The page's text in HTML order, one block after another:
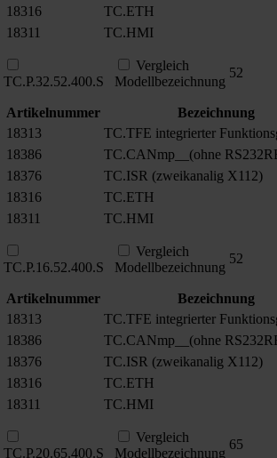
18316
TC.ETH
18311
TC.HMI
TC.P.32.52.400.S
Vergleich
Modellbezeichnung
52
Artikelnummer
Bezeichnung
18313
TC.TFE integrierter
18386
TC.CANmp__(ohne
18376
TC.ISR (zweikanalig X112)
18316
TC.ETH
18311
TC.HMI
TC.P.16.52.400.S
Vergleich
Modellbezeichnung
52
Artikelnummer
Bezeichnung
18313
TC.TFE integrierter
18386
TC.CANmp__(ohne
18376
TC.ISR (zweikanalig X112)
18316
TC.ETH
18311
TC.HMI
TC.P.20.65.400.S
Vergleich
Modellbezeichnung
65